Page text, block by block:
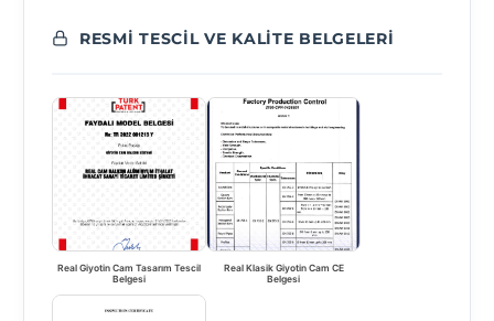
RESMI TESCIL VE KALITE BELGELERI
Real Giyotin Cam Tasarım Tescil
Belgesi
Real Klasik Giyotin Cam CE
Belgesi